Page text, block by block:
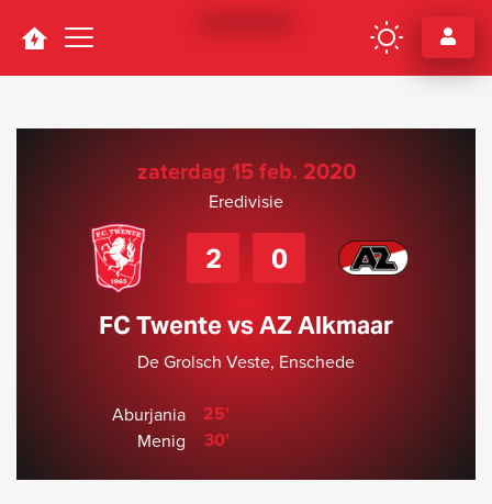
Navigation
zaterdag 15 feb. 2020
Eredivisie
2 0
FC Twente vs AZ Alkmaar
De Grolsch Veste, Enschede
Aburjania 25'
Menig 30'